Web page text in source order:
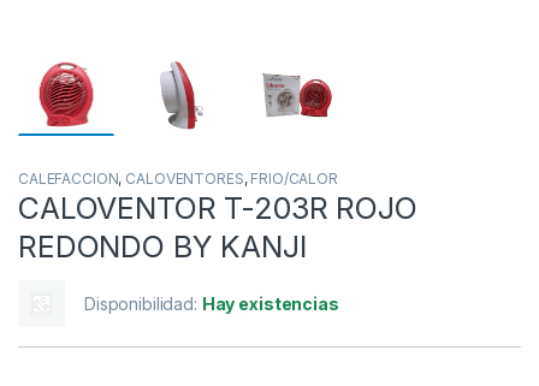
CALEFACCION, CALOVENTORES, FRIO/CALOR
CALOVENTOR T-203R ROJO
REDONDO BY KANJI
Disponibilidad: Hay existencias